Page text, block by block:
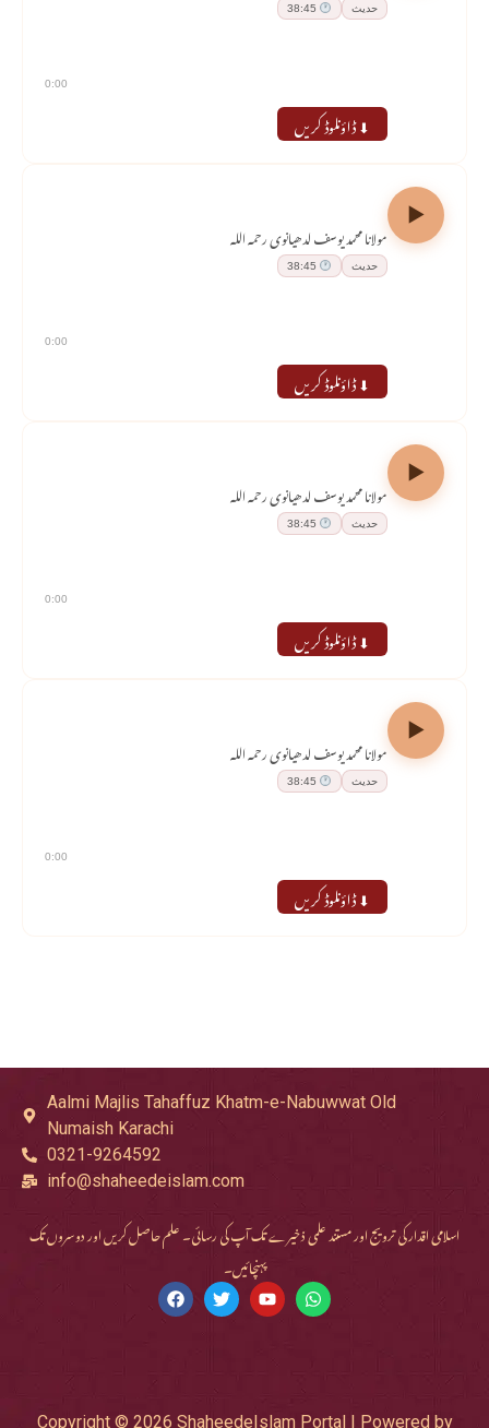
حدیث 38:45
0:00
⬇ ڈاؤنلوڈ کریں
مولانا محمد یوسف لدھیانوی رحمہ اللہ
حدیث 38:45
0:00
⬇ ڈاؤنلوڈ کریں
مولانا محمد یوسف لدھیانوی رحمہ اللہ
حدیث 38:45
0:00
⬇ ڈاؤنلوڈ کریں
مولانا محمد یوسف لدھیانوی رحمہ اللہ
حدیث 38:45
0:00
⬇ ڈاؤنلوڈ کریں
Aalmi Majlis Tahaffuz Khatm-e-Nabuwwat Old
Numaish Karachi
0321-9264592
info@shaheedeislam.com
اسلامی اقدار کی ترویج اور مستند علمی ذخیرے تک آپ کی رسائی۔ علم حاصل کریں اور دوسروں تک
پہنچائیں۔
Copyright © 2026 ShaheedeIslam Portal | Powered by